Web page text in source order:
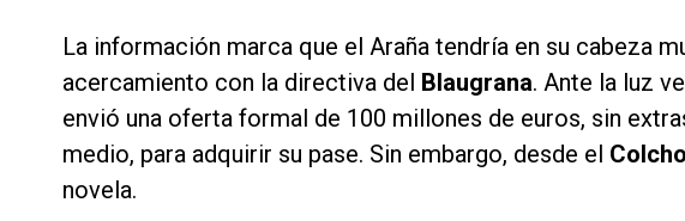
La información marca que el Araña tendría en su cabeza
acercamiento con la directiva del Blaugrana. Ante la luz
envió una oferta formal de 100 millones de euros, sin
medio, para adquirir su pase. Sin embargo, desde el
novela.